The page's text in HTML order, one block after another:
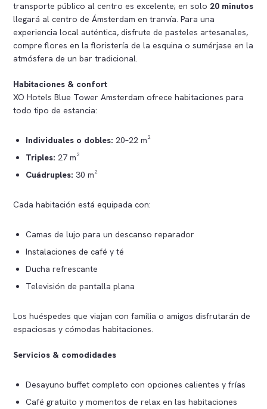
transporte público al centro es excelente; en solo 20 minutos
llegará al centro de Ámsterdam en tranvía. Para una
experiencia local auténtica, disfrute de pasteles artesanales,
compre flores en la floristería de la esquina o sumérjase en la
atmósfera de un bar tradicional.
Habitaciones & confort
XO Hotels Blue Tower Amsterdam ofrece habitaciones para
todo tipo de estancia:
Individuales o dobles: 20–22 m²
Triples: 27 m²
Cuádruples: 30 m²
Cada habitación está equipada con:
Camas de lujo para un descanso reparador
Instalaciones de café y té
Ducha refrescante
Televisión de pantalla plana
Los huéspedes que viajan con familia o amigos disfrutarán de
espaciosas y cómodas habitaciones.
Servicios & comodidades
Desayuno buffet completo con opciones calientes y frías
Café gratuito y momentos de relax en las habitaciones